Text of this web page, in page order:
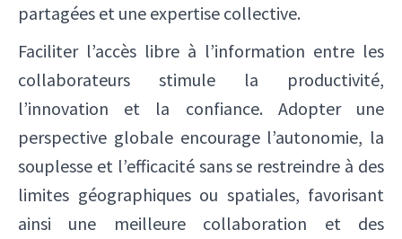
partagées et une expertise collective.
Faciliter l’accès libre à l’information entre les
collaborateurs stimule la productivité,
l’innovation et la confiance. Adopter une
perspective globale encourage l’autonomie, la
souplesse et l’efficacité sans se restreindre à des
limites géographiques ou spatiales, favorisant
ainsi une meilleure collaboration et des